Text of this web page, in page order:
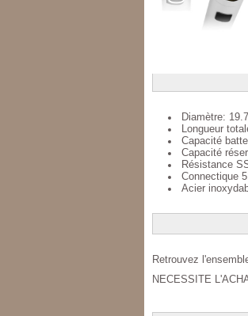
Diamètre:
Longueur
Capacité
Capacité
Résistance
Connectique
Acier
Retrouvez
NECESSITE